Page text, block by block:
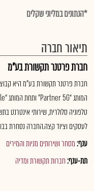
*הנתונים במליוני שקלים
תיאור חברה
חברת פרטנר תקשורת בע"מ
חברת פרטנר תקשורת בע"מ היא
טלפוניה סלולרית, שירותי אינטרנט
לעסקים וציוד קצה.החברה נסחרת
ענף:מסחר ושירותים מניות והמירים
תת-ענף:חברות תקשורת ומדיה